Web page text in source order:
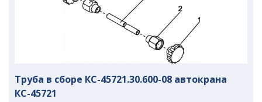
Труба в сборе КС-45721.30.600-08 автокрана
КС-45721